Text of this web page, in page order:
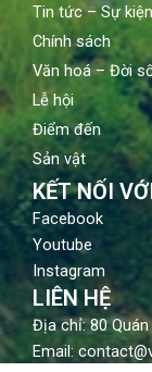
Tin tức – Sự kiện
Chính sách
Văn hoá – Đời
Lễ hội
Điểm đến
Sản vật
KẾT NỐI
Facebook
Youtube
Instagram
LIÊN HỆ
Địa chỉ: 80
Email: